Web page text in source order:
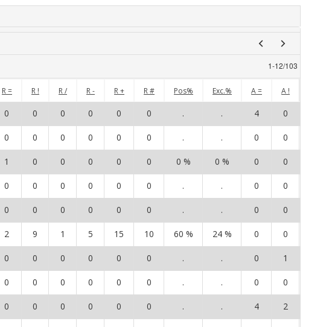
1-12/103
R = R ! R / R - R + R # Pos% Exc.% A = A !
0 0 0 0 0 0 . . 4 0
0 0 0 0 0 0 . . 0 0
1 0 0 0 0 0 0 % 0 % 0 0
0 0 0 0 0 0 . . 0 0
0 0 0 0 0 0 . . 0 0
2 9 1 5 15 10 60 % 24 % 0 0
0 0 0 0 0 0 . . 0 1
0 0 0 0 0 0 . . 0 0
0 0 0 0 0 0 . . 4 2